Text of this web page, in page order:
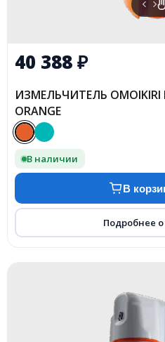
40 388₽
ИЗМЕЛЬЧИТЕЛЬ OMOIKIRI
ORANGE
В наличии
В
Подробнее